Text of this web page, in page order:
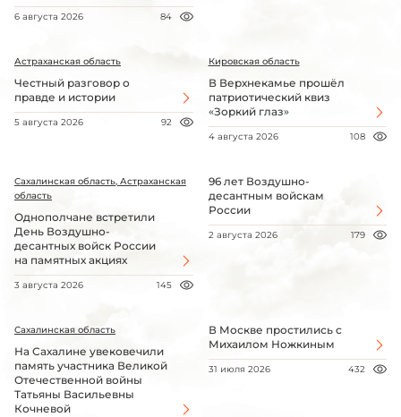
6 августа 2026 84
Астраханская область
Честный разговор о
правде и истории
5 августа 2026 92
Кировская область
В Верхнекамье прошёл
патриотический квиз
«Зоркий глаз»
4 августа 2026 108
Сахалинская область, Астраханская
область
Однополчане встретили
День Воздушно-
десантных войск России
на памятных акциях
3 августа 2026 145
96 лет Воздушно-
десантным войскам
России
2 августа 2026 179
Сахалинская область
На Сахалине увековечили
память участника Великой
Отечественной войны
Татьяны Васильевны
Кочневой
В Москве простились с
Михаилом Ножкиным
31 июля 2026 432